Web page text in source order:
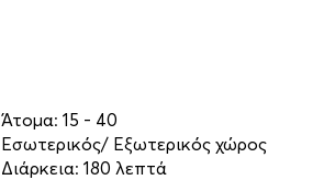
Άτομα: 15 - 40
Εσωτερικός/ Εξωτερικός χώρος
Διάρκεια: 180 λεπτά